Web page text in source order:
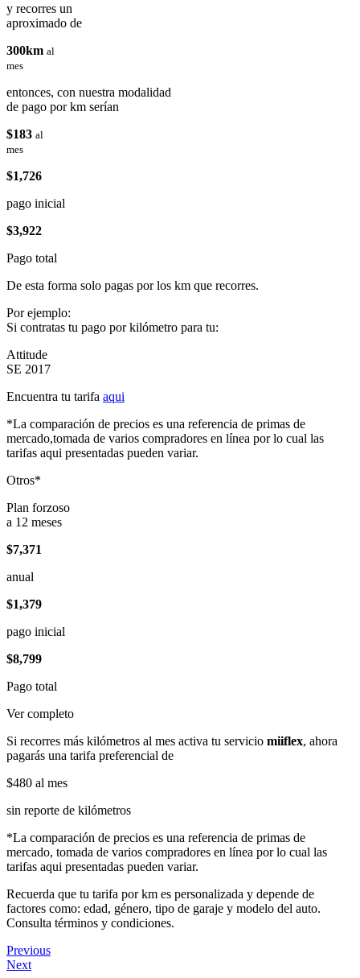
y recorres un
aproximado de
300km al
mes
entonces, con nuestra modalidad
de pago por km serían
$183 al
mes
$1,726
pago inicial
$3,922
Pago total
De esta forma solo pagas por los km que recorres.
Por ejemplo:
Si contratas tu pago por kilómetro para tu:
Attitude
SE 2017
Encuentra tu tarifa aqui
*La comparación de precios es una referencia de primas de
mercado,tomada de varios compradores en línea por lo cual las
tarifas aqui presentadas pueden variar.
Otros*
Plan forzoso
a 12 meses
$7,371
anual
$1,379
pago inicial
$8,799
Pago total
Ver completo
Si recorres más kilómetros al mes activa tu servicio miiflex, ahora
pagarás una tarifa preferencial de
$480 al mes
sin reporte de kilómetros
*La comparación de precios es una referencia de primas de
mercado, tomada de varios compradores en línea por lo cual las
tarifas aqui presentadas pueden variar.
Recuerda que tu tarifa por km es personalizada y depende de
factores como: edad, género, tipo de garaje y modelo del auto.
Consulta términos y condiciones.
Previous
Next